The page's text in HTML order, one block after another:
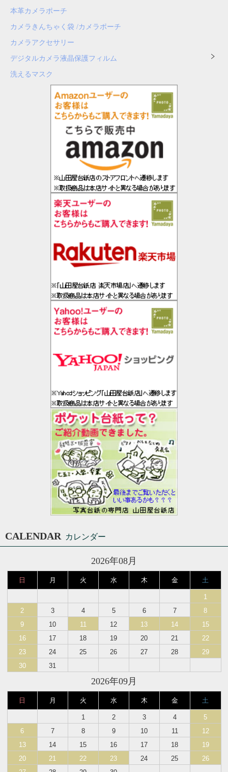
本革カメラポーチ
カメラきんちゃく袋 /カメラポーチ
カメラアクセサリー
デジタルカメラ液晶保護フィルム
洗えるマスク
CALENDAR カレンダー
2026年08月
日 月 火 水 木 金 土
1
2
3 4 5 6 7
8
9
10 11 12 13 14
15
16
17 18 19 20 21
22
23
24 25 26 27 28
29
30
31
2026年09月
日 月 火 水 木 金 土
1 2 3 4
5
6
7 8 9 10 11
12
13
14 15 16 17 18
19
20
21 22 23 24 25
26